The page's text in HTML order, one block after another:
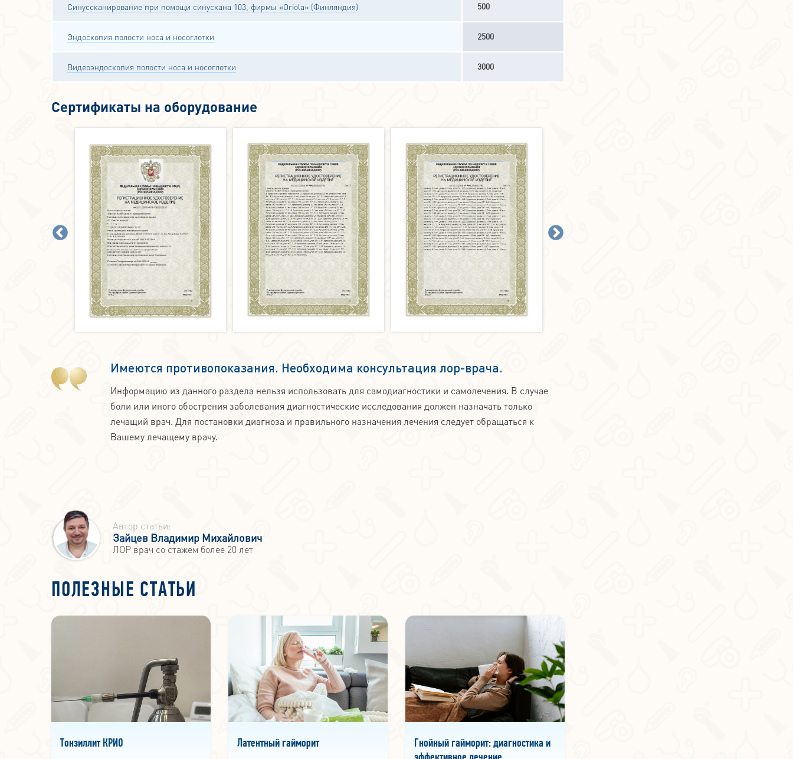
Синуссканирование при помощи синускана 103, фирмы «Oriola» (Финляндия) 500
Эндоскопия полости носа и носоглотки 2500
Видеоэндоскопия полости носа и носоглотки 3000
Сертификаты на оборудование
Имеются противопоказания. Необходима консультация лор-врача.
Информацию из данного раздела нельзя использовать для самодиагностики и самолечения. В случае
боли или иного обострения заболевания диагностические исследования должен назначать только
лечащий врач. Для постановки диагноза и правильного назначения лечения следует обращаться к
Вашему лечащему врачу.
Автор статьи:
Зайцев Владимир Михайлович
ЛОР врач со стажем более 20 лет
ПОЛЕЗНЫЕ СТАТЬИ
Тонзиллит КРИО Латентный гайморит
Гнойный гайморит: диагностика и